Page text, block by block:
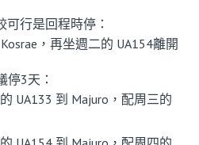
可行是回程時停：
，再坐週二的 UA154離開
停3天：
UA133 到 Majuro，配周三的